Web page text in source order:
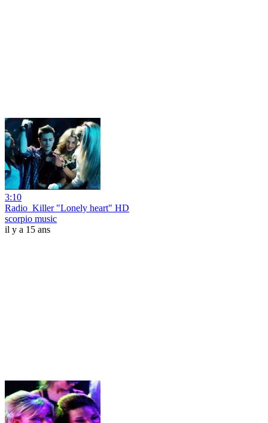
3:10
Radio_Killer "Lonely heart" HD
scorpio music
il y a 15 ans